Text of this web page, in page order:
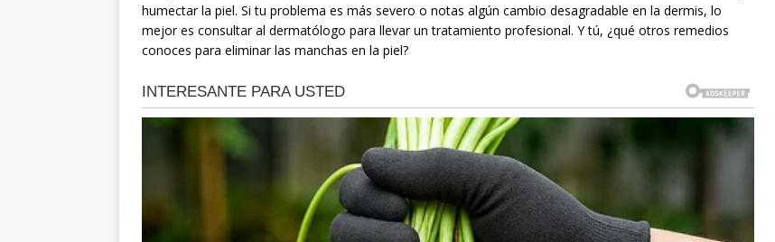
humectar la piel. Si tu problema es más severo o notas algún cambio desagradable en la dermis, lo
mejor es consultar al dermatólogo para llevar un tratamiento profesional. Y tú, ¿qué otros remedios
conoces para eliminar las manchas en la piel?